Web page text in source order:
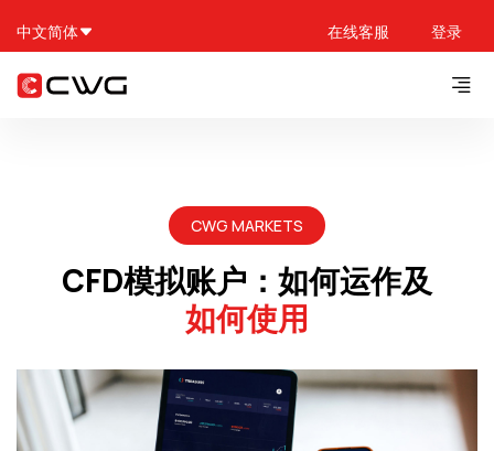
中文简体 在线客服 登录
CWG MARKETS
CFD模拟账户：如何运作及
如何使用